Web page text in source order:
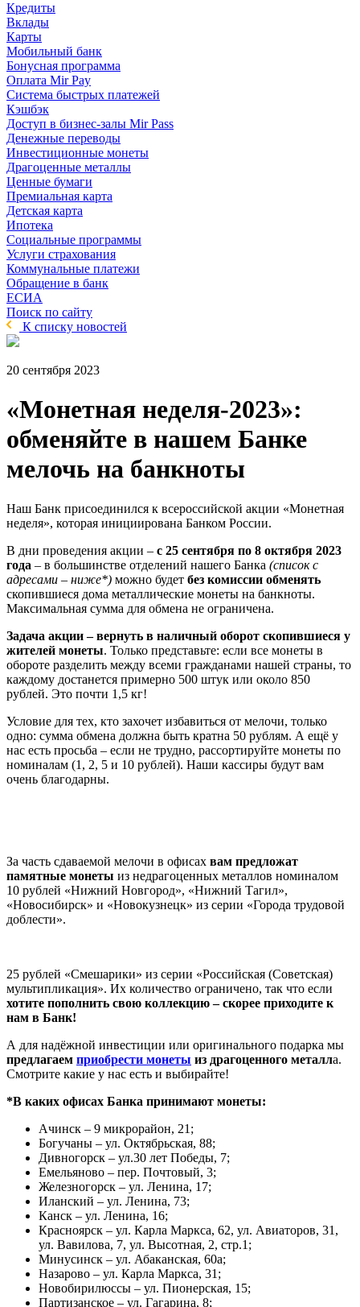
Кредиты
Вклады
Карты
Мобильный банк
Бонусная программа
Оплата Mir Pay
Система быстрых платежей
Кэшбэк
Доступ в бизнес-залы Mir Pass
Денежные переводы
Инвестиционные монеты
Драгоценные металлы
Ценные бумаги
Премиальная карта
Детская карта
Ипотека
Социальные программы
Услуги страхования
Коммунальные платежи
Обращение в банк
ЕСИА
Поиск по сайту
К списку новостей
20 сентября 2023
«Монетная неделя-2023»:
обменяйте в нашем Банке
мелочь на банкноты
Наш Банк присоединился к всероссийской акции «Монетная
неделя», которая инициирована Банком России.
В дни проведения акции – с 25 сентября по 8 октября 2023
года – в большинстве отделений нашего Банка (список с
адресами – ниже*) можно будет без комиссии обменять
скопившиеся дома металлические монеты на банкноты.
Максимальная сумма для обмена не ограничена.
Задача акции – вернуть в наличный оборот скопившиеся у
жителей монеты. Только представьте: если все монеты в
обороте разделить между всеми гражданами нашей страны, то
каждому достанется примерно 500 штук или около 850
рублей. Это почти 1,5 кг!
Условие для тех, кто захочет избавиться от мелочи, только
одно: сумма обмена должна быть кратна 50 рублям. А ещё у
нас есть просьба – если не трудно, рассортируйте монеты по
номиналам (1, 2, 5 и 10 рублей). Наши кассиры будут вам
очень благодарны.
За часть сдаваемой мелочи в офисах вам предложат
памятные монеты из недрагоценных металлов номиналом
10 рублей «Нижний Новгород», «Нижний Тагил»,
«Новосибирск» и «Новокузнецк» из серии «Города трудовой
доблести».
25 рублей «Смешарики» из серии «Российская (Советская)
мультипликация». Их количество ограничено, так что если
хотите пополнить свою коллекцию – скорее приходите к
нам в Банк!
А для надёжной инвестиции или оригинального подарка мы
предлагаем приобрести монеты из драгоценного металла.
Смотрите какие у нас есть и выбирайте!
*В каких офисах Банка принимают монеты:
Ачинск – 9 микрорайон, 21;
Богучаны – ул. Октябрьская, 88;
Дивногорск – ул.30 лет Победы, 7;
Емельяново – пер. Почтовый, 3;
Железногорск – ул. Ленина, 17;
Иланский – ул. Ленина, 73;
Канск – ул. Ленина, 16;
Красноярск – ул. Карла Маркса, 62, ул. Авиаторов, 31,
ул. Вавилова, 7, ул. Высотная, 2, стр.1;
Минусинск – ул. Абаканская, 60а;
Назарово – ул. Карла Маркса, 31;
Новобирилюссы – ул. Пионерская, 15;
Партизанское – ул. Гагарина, 8;